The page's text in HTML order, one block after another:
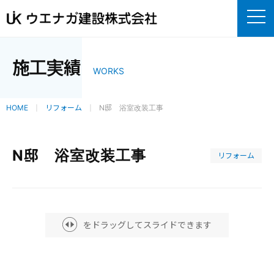
施工実績 WORKS
HOME リフォーム N邸 浴室改装工事
N邸 浴室改装工事 リフォーム
をドラッグしてスライドできます